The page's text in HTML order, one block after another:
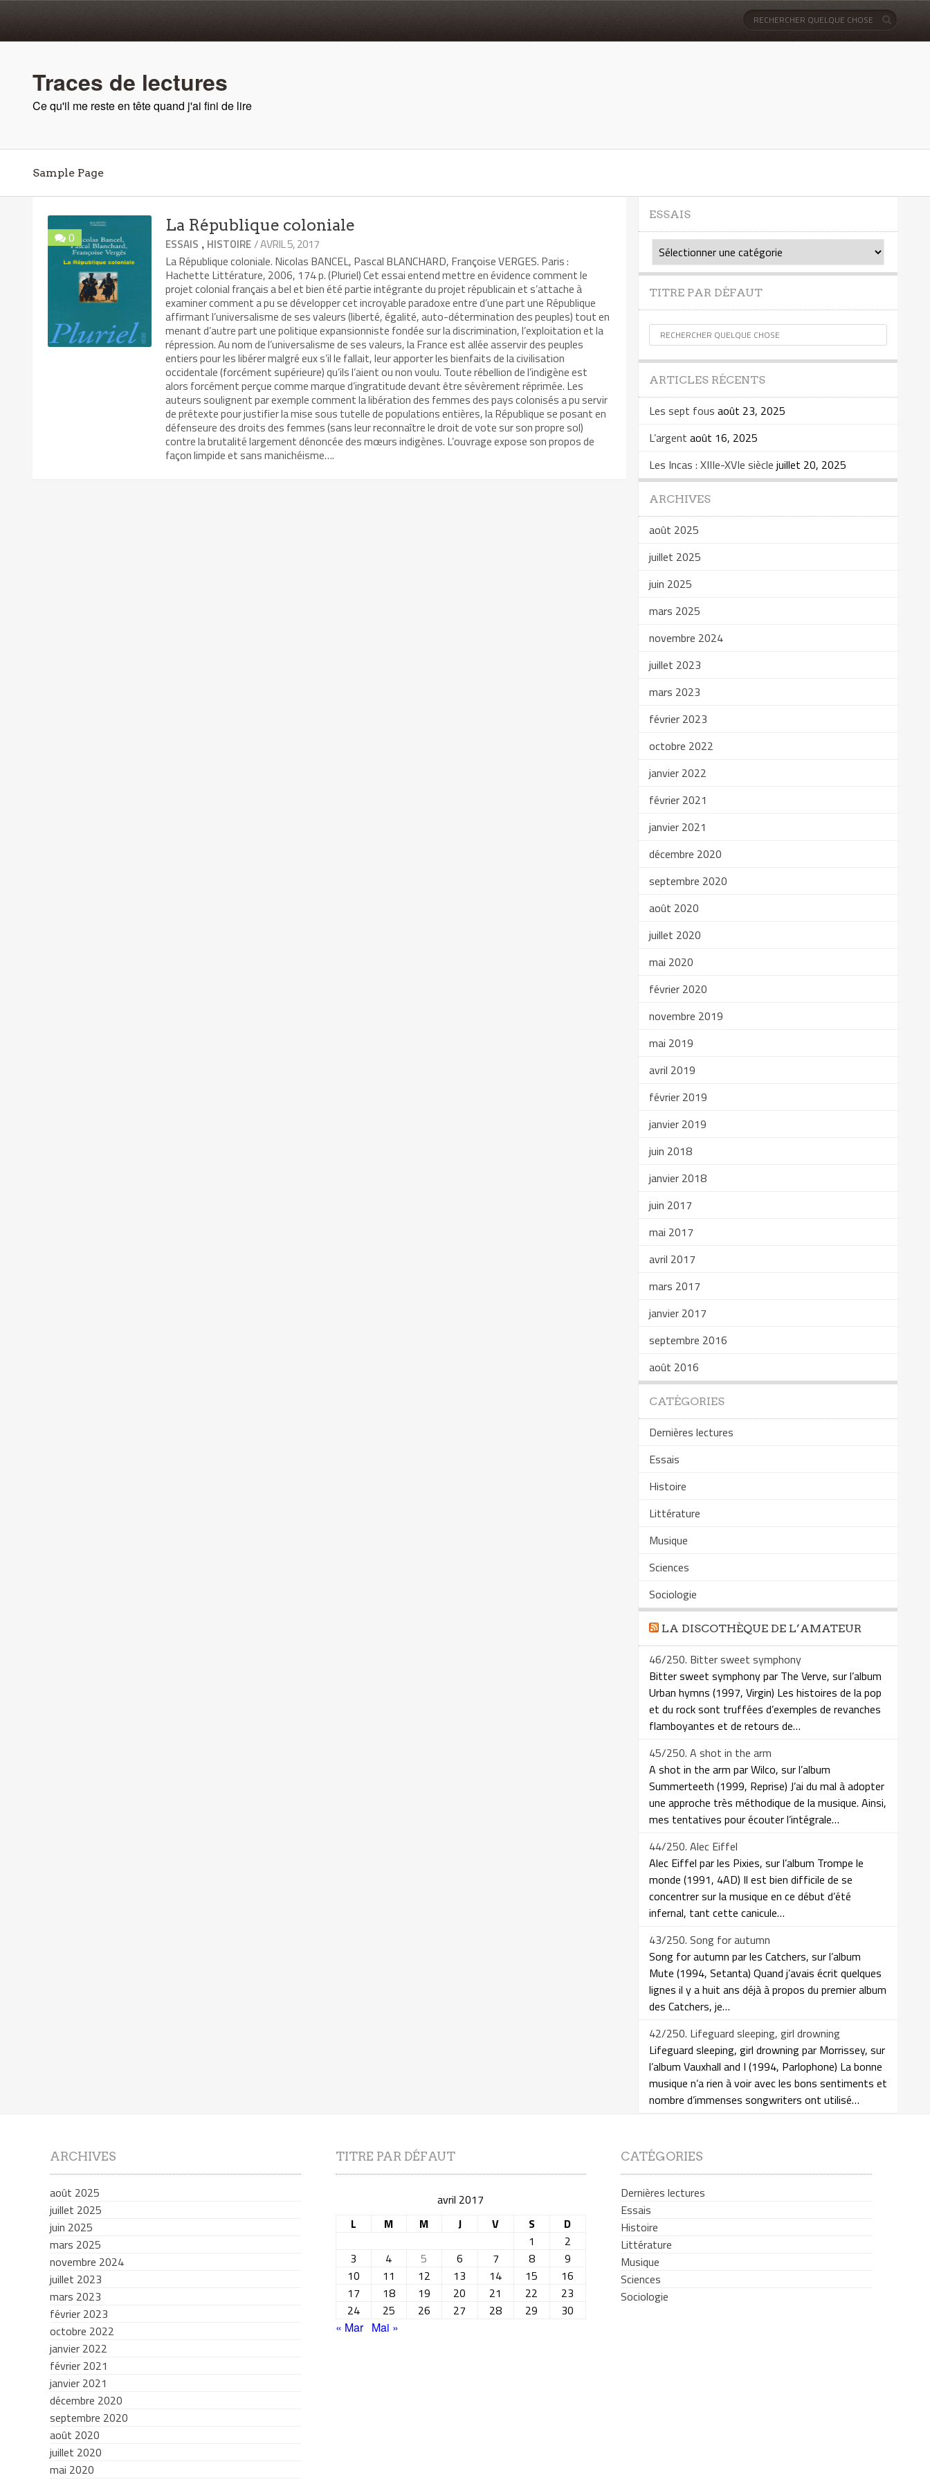
Traces de lectures
Ce qu'il me reste en tête quand j'ai fini de lire
Sample Page
0
La République coloniale
ESSAIS , HISTOIRE/ AVRIL 5, 2017
La République coloniale. Nicolas BANCEL, Pascal BLANCHARD, Françoise VERGES. Paris :
Hachette Littérature, 2006, 174 p. (Pluriel) Cet essai entend mettre en évidence comment le
projet colonial français a bel et bien été partie intégrante du projet républicain et s’attache à
examiner comment a pu se développer cet incroyable paradoxe entre d’une part une République
affirmant l’universalisme de ses valeurs (liberté, égalité, auto-détermination des peuples) tout en
menant d’autre part une politique expansionniste fondée sur la discrimination, l’exploitation et la
répression. Au nom de l’universalisme de ses valeurs, la France est allée asservir des peuples
entiers pour les libérer malgré eux s’il le fallait, leur apporter les bienfaits de la civilisation
occidentale (forcément supérieure) qu’ils l’aient ou non voulu. Toute rébellion de l’indigène est
alors forcément perçue comme marque d’ingratitude devant être sévèrement réprimée. Les
auteurs soulignent par exemple comment la libération des femmes des pays colonisés a pu servir
de prétexte pour justifier la mise sous tutelle de populations entières, la République se posant en
défenseure des droits des femmes (sans leur reconnaître le droit de vote sur son propre sol)
contre la brutalité largement dénoncée des mœurs indigènes. L’ouvrage expose son propos de
façon limpide et sans manichéisme….
ESSAIS
Essais
TITRE PAR DÉFAUT
ARTICLES RÉCENTS
Les sept fous août 23, 2025
L’argent août 16, 2025
Les Incas : XIIIe-XVIe siècle juillet 20, 2025
ARCHIVES
août 2025
juillet 2025
juin 2025
mars 2025
novembre 2024
juillet 2023
mars 2023
février 2023
octobre 2022
janvier 2022
février 2021
janvier 2021
décembre 2020
septembre 2020
août 2020
juillet 2020
mai 2020
février 2020
novembre 2019
mai 2019
avril 2019
février 2019
janvier 2019
juin 2018
janvier 2018
juin 2017
mai 2017
avril 2017
mars 2017
janvier 2017
septembre 2016
août 2016
CATÉGORIES
Dernières lectures
Essais
Histoire
Littérature
Musique
Sciences
Sociologie
LA DISCOTHÈQUE DE L’AMATEUR
46/250. Bitter sweet symphony
Bitter sweet symphony par The Verve, sur l’album
Urban hymns (1997, Virgin) Les histoires de la pop
et du rock sont truffées d’exemples de revanches
flamboyantes et de retours de…
45/250. A shot in the arm
A shot in the arm par Wilco, sur l’album
Summerteeth (1999, Reprise) J’ai du mal à adopter
une approche très méthodique de la musique. Ainsi,
mes tentatives pour écouter l’intégrale…
44/250. Alec Eiffel
Alec Eiffel par les Pixies, sur l’album Trompe le
monde (1991, 4AD) Il est bien difficile de se
concentrer sur la musique en ce début d’été
infernal, tant cette canicule…
43/250. Song for autumn
Song for autumn par les Catchers, sur l’album
Mute (1994, Setanta) Quand j’avais écrit quelques
lignes il y a huit ans déjà à propos du premier album
des Catchers, je…
42/250. Lifeguard sleeping, girl drowning
Lifeguard sleeping, girl drowning par Morrissey, sur
l’album Vauxhall and I (1994, Parlophone) La bonne
musique n’a rien à voir avec les bons sentiments et
nombre d’immenses songwriters ont utilisé…
ARCHIVES
août 2025
juillet 2025
juin 2025
mars 2025
novembre 2024
juillet 2023
mars 2023
février 2023
octobre 2022
janvier 2022
février 2021
janvier 2021
décembre 2020
septembre 2020
août 2020
juillet 2020
mai 2020
TITRE PAR DÉFAUT
avril 2017
L
M M J V S
D
1
2
3
4 5 6 7 8
9
10
11 12 13 14 15
16
17
18 19 20 21 22
23
24
25 26 27 28 29 30
« Mar Mai »
CATÉGORIES
Dernières lectures
Essais
Histoire
Littérature
Musique
Sciences
Sociologie